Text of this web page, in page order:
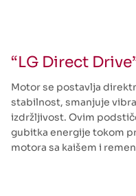
“LG Direct
Motor se postavlja
stabilnost, smanjuje
izdržljivost. Ovim
gubitka energije tokom
motora sa kaišem i